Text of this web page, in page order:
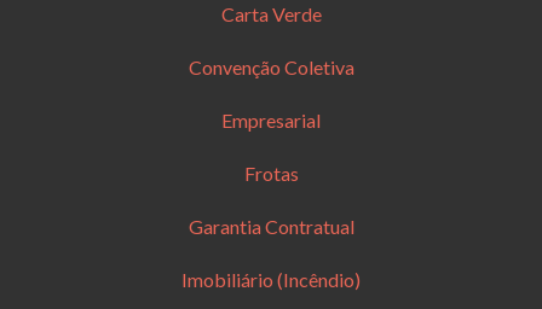
Carta Verde
Convenção Coletiva
Empresarial
Frotas
Garantia Contratual
Imobiliário (Incêndio)